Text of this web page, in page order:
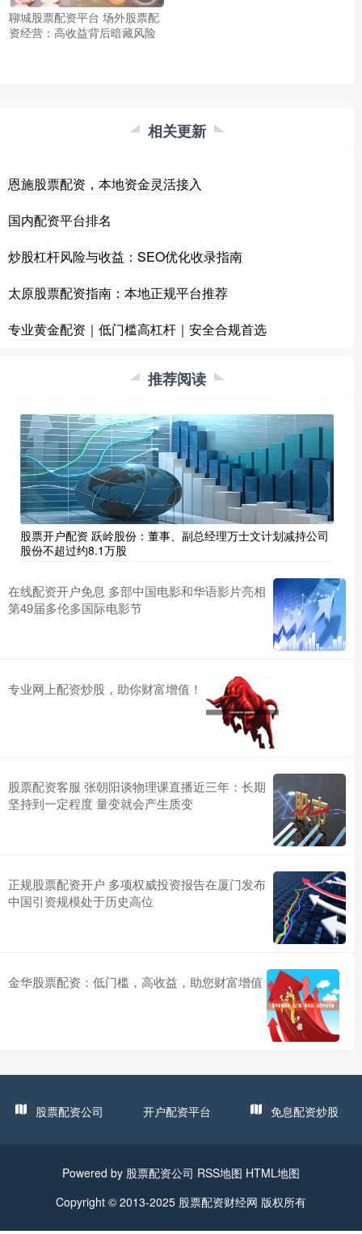
聊城股票配资平台 场外股票配
资经营：高收益背后暗藏风险
相关更新
恩施股票配资，本地资金灵活接入
国内配资平台排名
炒股杠杆风险与收益：SEO优化收录指南
太原股票配资指南：本地正规平台推荐
专业黄金配资｜低门槛高杠杆｜安全合规首选
推荐阅读
股票开户配资 跃岭股份：董事、副总经理万士文计划减持公司
股份不超过约8.1万股
在线配资开户免息 多部中国电影和华语影片亮相
第49届多伦多国际电影节
专业网上配资炒股，助你财富增值！
股票配资客服 张朝阳谈物理课直播近三年：长期
坚持到一定程度 量变就会产生质变
正规股票配资开户 多项权威投资报告在厦门发布
中国引资规模处于历史高位
金华股票配资：低门槛，高收益，助您财富增值
股票配资公司 开户配资平台 免息配资炒股
Powered by 股票配资公司 RSS地图 HTML地图
Copyright © 2013-2025 股票配资财经网 版权所有